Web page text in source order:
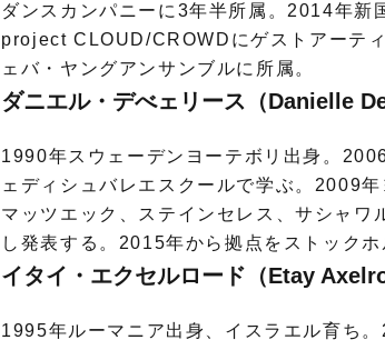
ダンスカンパニーに3年半所属。2014年
project CLOUD/CROWDにゲストアーテ
ェバ・ヤングアンサンブルに所属。
ダニエル・デべェリース（Danielle
1990年スウェーデンヨーテボリ出身。
ェディシュバレエスクールで学ぶ。2009
マッツエック、ステインセレス、サシャワ
し発表する。2015年から拠点をストック
イタイ・エクセルロード（Etay
1995年ルーマニア出身、イスラエル育ち